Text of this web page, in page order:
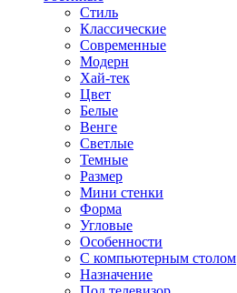
Стиль
Классические
Современные
Модерн
Хай-тек
Цвет
Белые
Венге
Светлые
Темные
Размер
Мини стенки
Форма
Угловые
Особенности
С компьютерным столом
Назначение